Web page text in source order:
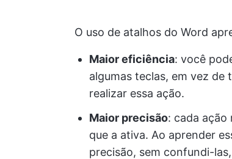
O uso de atalhos do Word
Maior eficiência: você
algumas teclas, em vez de
realizar essa ação.
Maior precisão: cada ação
que a ativa. Ao aprender
precisão, sem confundi-